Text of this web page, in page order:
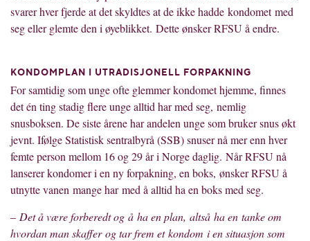
svarer hver fjerde at det skyldtes at de ikke hadde kondometmed
seg eller glemte den i øyeblikket. Dette ønsker RFSU å endre.
KONDOMPLAN I UTRADISJONELL FORPAKNING
For samtidig som unge ofte glemmer kondomet hjemme, finnes
det én ting stadig flere unge alltid har med seg, nemlig
snusboksen. De siste årene har andelen unge som bruker snus økt
jevnt. Ifølge Statistisk sentralbyrå (SSB) snuser nå mer enn hver
femte person mellom 16 og 29 år i Norge daglig. Når RFSU nå
lanserer kondomer i en ny forpakning, en boks, ønsker RFSU å
utnytte vanen mange har med å alltid ha en boks med seg.
– Det å være forberedt og å ha en plan, altså ha en tanke om
hvordan man skaffer og tar frem et kondom i en situasjon som